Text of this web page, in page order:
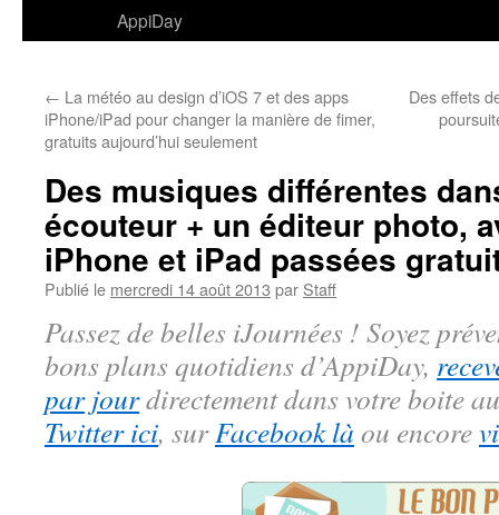
AppiDay
← La météo au design d’iOS 7 et des apps
iPhone/iPad pour changer la manière de fimer,
gratuits aujourd’hui seulement
Des effets
Des musiques différentes
écouteur + un éditeur photo,
iPhone et iPad passées
Publié le mercredi 14 août 2013 par Staff
Passez de belles iJournées ! Soyez
bons plans quotidiens d’AppiDay,
par jourdirectement dans votre boite
Twitter ici, surFacebook là ou encore